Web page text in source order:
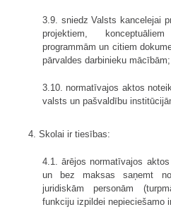
3.9. sniedz Valsts kancelejai
projektiem,
programmām un citiem
pārvaldes darbinieku mācībām;
3.10. normatīvajos aktos
valsts un pašvaldību
4. Skolai ir tiesības:
4.1. ārējos normatīvajos
un bez maksas saņemt
juridiskām personām
funkciju izpildei nepieciešamo